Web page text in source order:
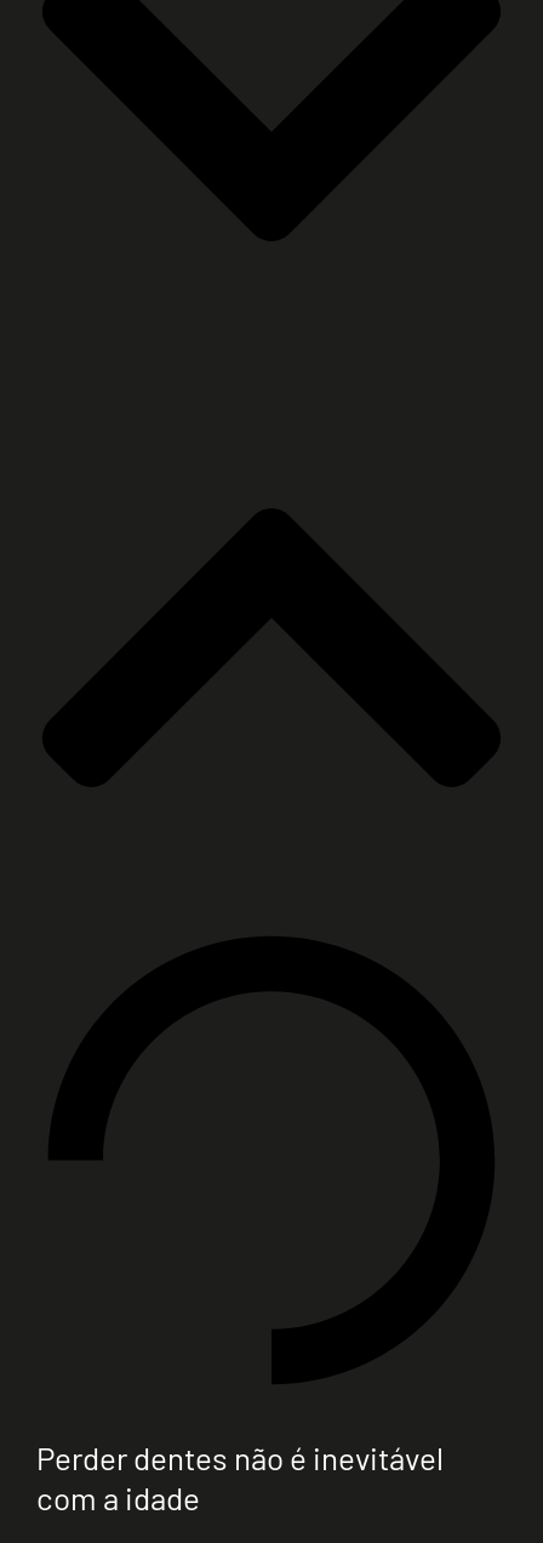
Perder dentes não é inevitável
com a idade